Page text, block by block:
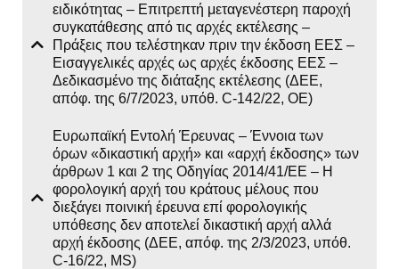
ειδικότητας – Επιτρεπτή μεταγενέστερη παροχή
συγκατάθεσης από τις αρχές εκτέλεσης –
Πράξεις που τελέστηκαν πριν την έκδοση ΕΕΣ –
Εισαγγελικές αρχές ως αρχές έκδοσης ΕΕΣ –
Δεδικασμένο της διάταξης εκτέλεσης (ΔΕΕ,
απόφ. της 6/7/2023, υπόθ. C-142/22, OE)
Ευρωπαϊκή Εντολή Έρευνας – Έννοια των
όρων «δικαστική αρχή» και «αρχή έκδοσης» των
άρθρων 1 και 2 της Οδηγίας 2014/41/ΕΕ – Η
φορολογική αρχή του κράτους μέλους που
διεξάγει ποινική έρευνα επί φορολογικής
υπόθεσης δεν αποτελεί δικαστική αρχή αλλά
αρχή έκδοσης (ΔΕΕ, απόφ. της 2/3/2023, υπόθ.
C-16/22, MS)